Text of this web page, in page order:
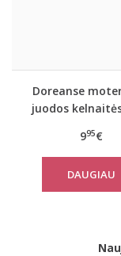
Doreanse
juodos
995€
DAUGIAU